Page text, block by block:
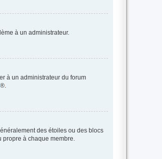
à un administrateur.
à un administrateur du forum
®.
des étoiles ou des blocs
propre à chaque membre.